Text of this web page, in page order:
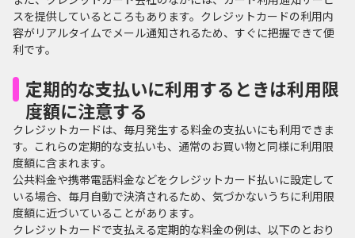
スを提供しているところもあります。クレジットカードの利用内
容がリアルタイムでメール通知されるため、すぐに把握できて便
利です。
定期的な支払いに利用するときは利用限
度額に注意する
クレジットカードは、毎月発生する料金の支払いにも利用できま
す。これらの定期的な支払いも、通常のお買い物と同様に利用限
度額に含まれます。
公共料金や携帯電話料金などをクレジットカード払いに設定して
いる場合、毎月自動で決済されるため、気づかないうちに利用限
度額に近づいていることがあります。
クレジットカードで支払える定期的な料金の例は、以下のとおり